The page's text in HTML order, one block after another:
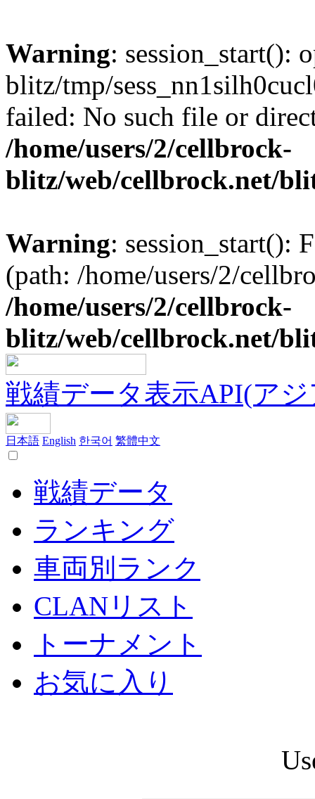
Warning: session_start():
blitz/tmp/
failed: No such file or
/home/users/2/cellbrock-
blitz/web/cellbrock.net/
Warning: session_start():
(path: /home/users/2/
/home/users/2/cellbrock-
blitz/web/cellbrock.net/
戦績データ表示API(アジ
日本語 English 한국어 繁體中文
戦績データ
ランキング
車両別ランク
CLANリスト
トーナメント
お気に入り